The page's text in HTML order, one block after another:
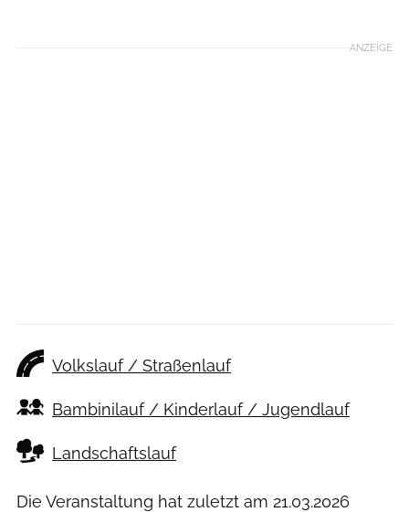
ANZEIGE
Volkslauf / Straßenlauf
Bambinilauf / Kinderlauf / Jugendlauf
Landschaftslauf
Die Veranstaltung hat zuletzt am 21.03.2026